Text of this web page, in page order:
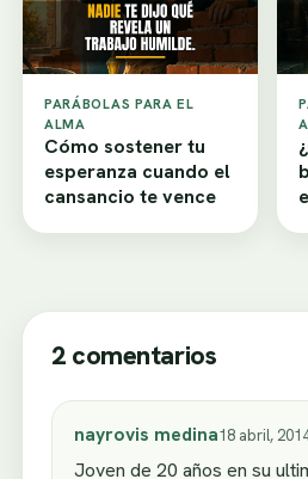
PARÁBOLAS PARA EL
ALMA
Cómo sostener tu
esperanza cuando el
cansancio te vence
2 comentarios
nayrovis medina18 abril,
Joven de 20 años en su